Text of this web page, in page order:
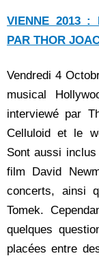
VIENNE 2013 :
PAR THOR
Vendredi 4
musical
interviewé par
Celluloid et le
Sont aussi
film David
concerts, ainsi
Tomek.
quelques
placées entre